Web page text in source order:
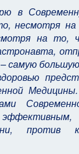
в
несмотря на
на то,
самую
против